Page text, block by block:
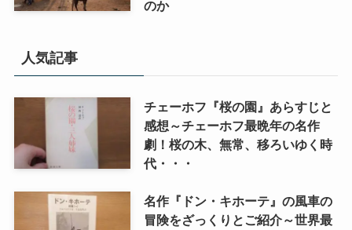
のか
人気記事
チェーホフ『桜の園』あらすじと
感想～チェーホフ最晩年の名作
劇！桜の木、無常、移ろいゆく時
代・・・
名作『ドン・キホーテ』の風車の
冒険をざっくりとご紹介～世界最